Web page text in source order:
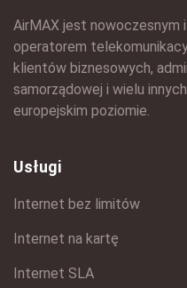
AirMAX jest nowoczesnym
operatorem
klientów biznesowych,
samorządowej i wielu
europejskim poziomie.
Usługi
Internet bez limitów
Internet na kartę
Internet SLA